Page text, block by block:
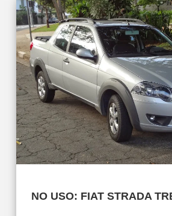
NO USO: FIAT STRADA